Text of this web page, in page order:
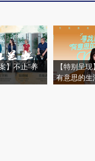
】不止“养
【特别呈
有意思的生